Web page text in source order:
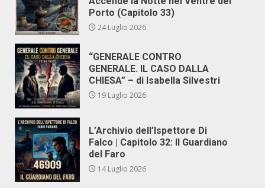
Porto (Capitolo 33)
24 Luglio 2026
“GENERALE CONTRO
GENERALE. IL CASO DALLA
CHIESA” – di Isabella Silvestri
19 Luglio 2026
L’Archivio dell’Ispettore Di
Falco | Capitolo 32: Il Guardiano
del Faro
14 Luglio 2026